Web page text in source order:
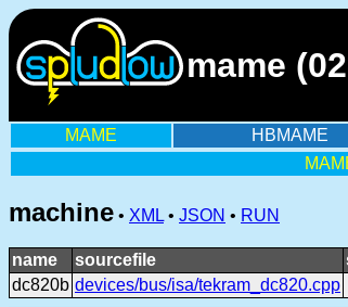
mame
MAME HBMAME
machine • XML • JSON • RUN
name sourcefile
dc820b devices/bus/isa/tekram_dc820.cpp